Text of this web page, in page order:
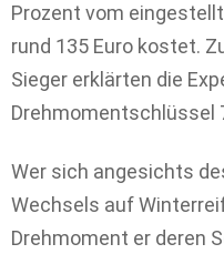
Prozent vom
rund 135 Euro kostet.
Sieger erklärten die
Drehmomentschlüssel
Wer sich angesichts
Wechsels auf
Drehmoment er deren